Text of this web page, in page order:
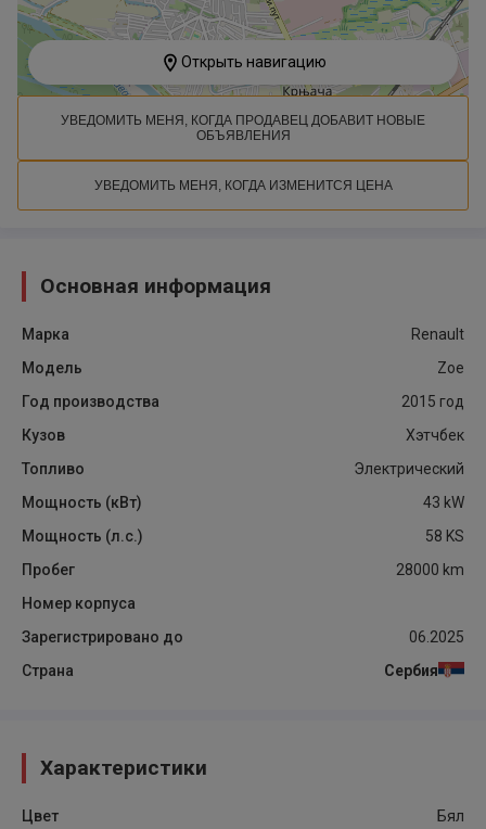
Открыть навигацию
УВЕДОМИТЬ МЕНЯ, КОГДА ПРОДАВЕЦ ДОБАВИТ НОВЫЕ
ОБЪЯВЛЕНИЯ
УВЕДОМИТЬ МЕНЯ, КОГДА ИЗМЕНИТСЯ ЦЕНА
Основная информация
Марка
Renault
Модель
Zoe
Год производства
2015 год
Кузов
Хэтчбек
Топливо
Электрический
Мощность (кВт)
43 kW
Мощность (л.с.)
58 KS
Пробег
28000 km
Номер корпуса
Зарегистрировано до
06.2025
Страна
Сербия
Характеристики
Цвет
Бял